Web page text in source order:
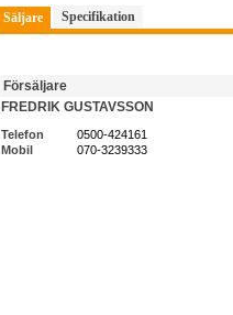
Säljare Specifikation
Försäljare
FREDRIK GUSTAVSSON
Telefon
0500-424161
Mobil
070-3239333